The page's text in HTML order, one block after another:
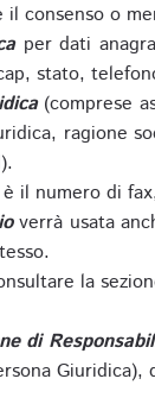
il consenso o
per dati
stato,
(comprese
ragione
è il numero di
verrà usata
la
di
Giuridica),